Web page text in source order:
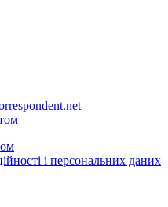
і персональних даних